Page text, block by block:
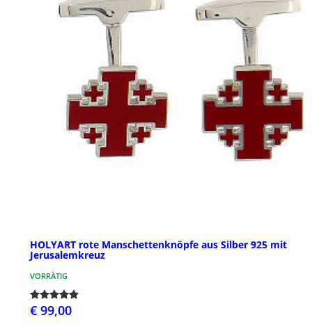
HOLYART rote Manschettenknöpfe aus Silber 925 mit
Jerusalemkreuz
VORRÄTIG
€ 99,00